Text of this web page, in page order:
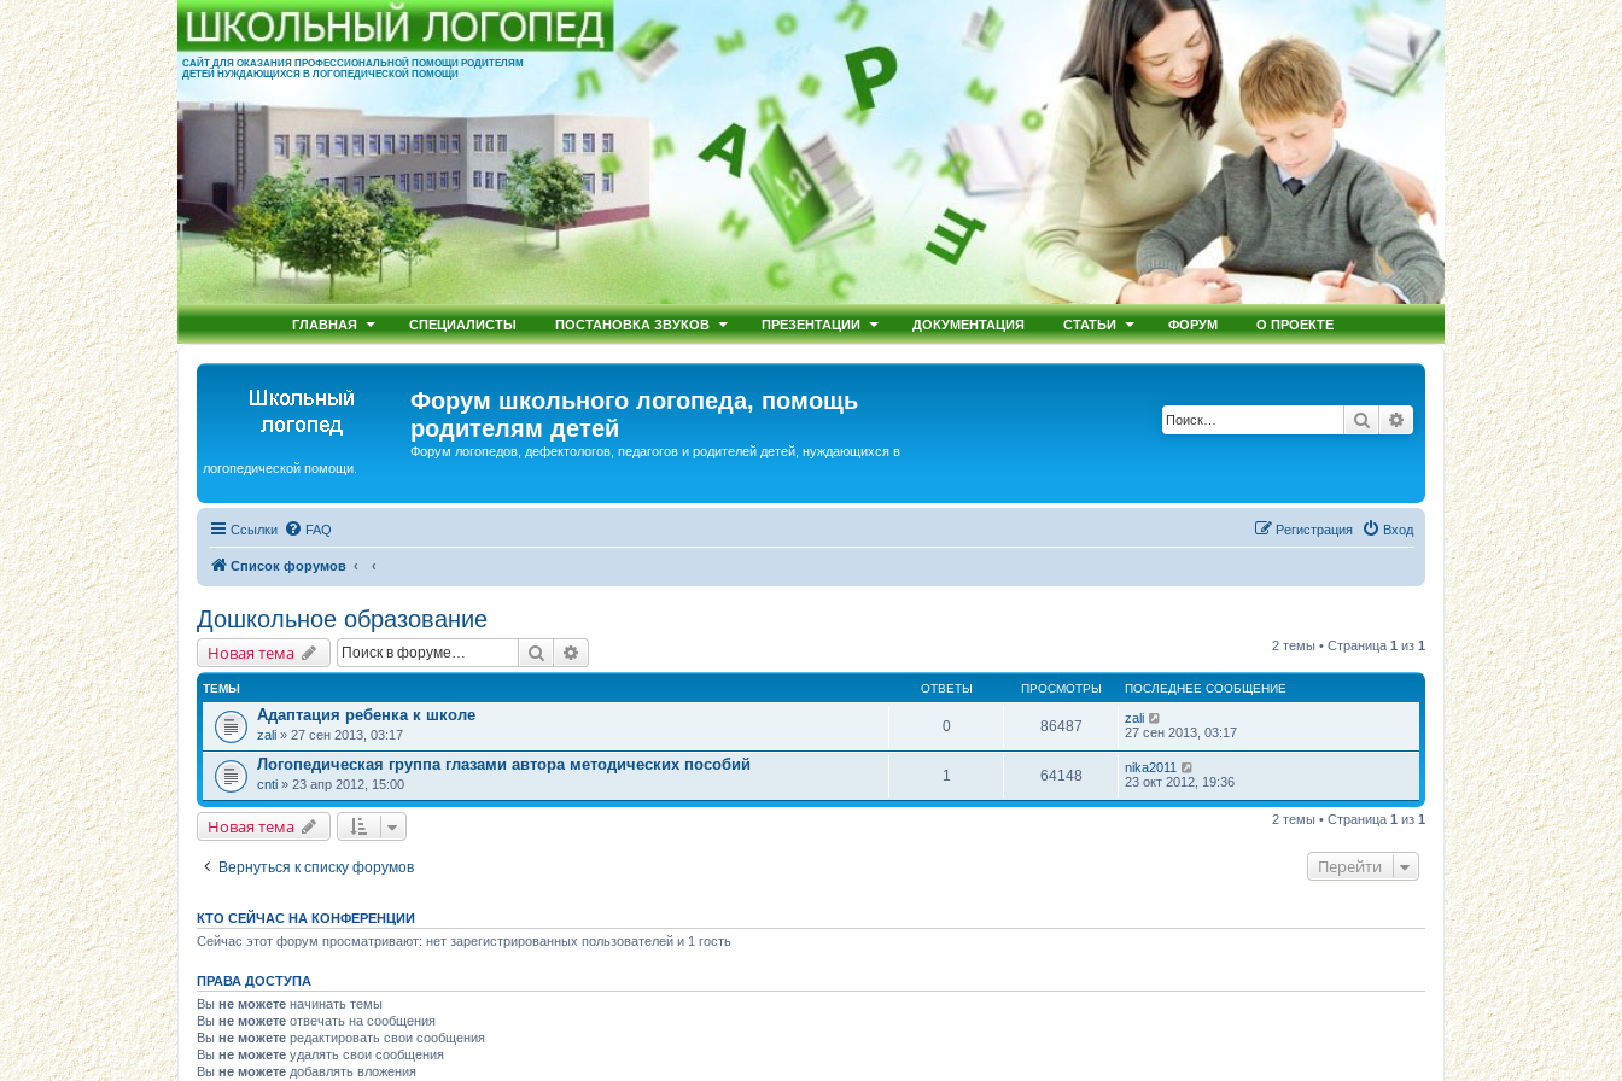
САЙТ ДЛЯ ОКАЗАНИЯ ПРОФЕССИОНАЛЬНОЙ ПОМОЩИ РОДИТЕЛЯМ
ДЕТЕЙ НУЖДАЮЩИХСЯ В ЛОГОПЕДИЧЕСКОЙ ПОМОЩИ
ГЛАВНАЯ СПЕЦИАЛИСТЫ ПОСТАНОВКА ЗВУКОВ ПРЕЗЕНТАЦИИ ДОКУМЕНТАЦИЯ СТАТЬИ ФОРУМ О ПРОЕКТЕ
Форум школьного логопеда, помощь
родителям детей
Форум логопедов, дефектологов, педагогов и родителей детей, нуждающихся в
логопедической помощи.
Поиск Расширенный поиск
Ссылки FAQ Вход
Регистрация
Список форумов
Дошкольное образование
Новая тема Поиск 2 темы • Страница 1 из 1
ТЕМЫ ОТВЕТЫ ПРОСМОТРЫ ПОСЛЕДНЕЕ СООБЩЕНИЕ
Адаптация ребенка к школе
zali » 27 сен 2013, 03:17
0 86487
zali
27 сен 2013, 03:17
Логопедическая группа глазами автора методических пособий
cnti » 23 апр 2012, 15:00
1 64148
nika2011
23 окт 2012, 19:36
Новая тема 2 темы • Страница 1 из 1
Вернуться к списку форумов Перейти
КТО СЕЙЧАС НА КОНФЕРЕНЦИИ
Сейчас этот форум просматривают: нет зарегистрированных пользователей и 1 гость
ПРАВА ДОСТУПА
Вы не можете начинать темы
Вы не можете отвечать на сообщения
Вы не можете редактировать свои сообщения
Вы не можете удалять свои сообщения
Вы не можете добавлять вложения